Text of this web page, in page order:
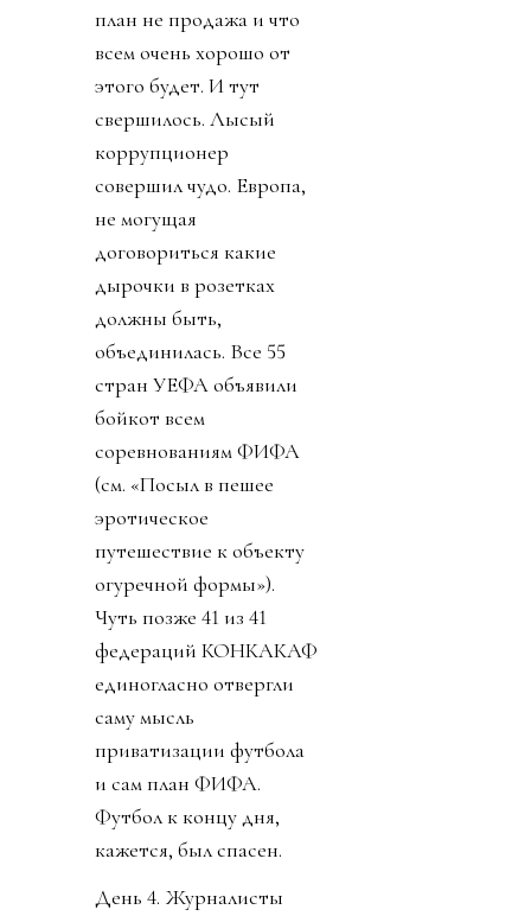
план не продажа и что
всем очень хорошо от
этого будет. И тут
свершилось. Лысый
коррупционер
совершил чудо. Европа,
не могущая
договориться какие
дырочки в розетках
должны быть,
объединилась. Все 55
стран УЕФА объявили
бойкот всем
соревнованиям ФИФА
(см. «Посыл в пешее
эротическое
путешествие к объекту
огуречной формы»).
Чуть позже 41 из 41
федераций КОНКАКАФ
единогласно отвергли
саму мысль
приватизации футбола
и сам план ФИФА.
Футбол к концу дня,
кажется, был спасен.
День 4. Журналисты